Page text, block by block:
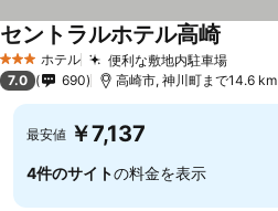
3 ホテルのランク
ホテル 便利な敷地内駐車場
セントラルホテル高崎
7.0 690 高崎市, 神川町まで14.6 km
最安値 ￥7,137
4件のサイトの料金を表示